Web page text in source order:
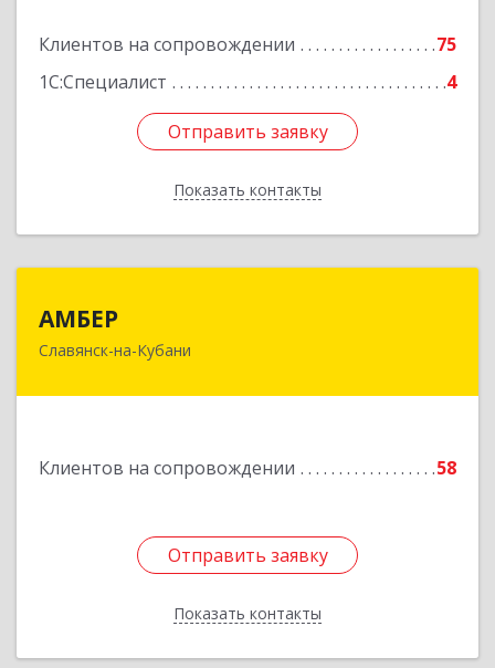
Клиентов на сопровождении
75
1С:Специалист
4
Отправить заявку
Показать контакты
Отправить заявку
Назад
АМБЕР
Славянск-на-Кубани
Клиентов на сопровождении 58
Отправить заявку
Показать контакты
353562, Краснодарский край, Славянский р-н,
Отправить заявку
Назад